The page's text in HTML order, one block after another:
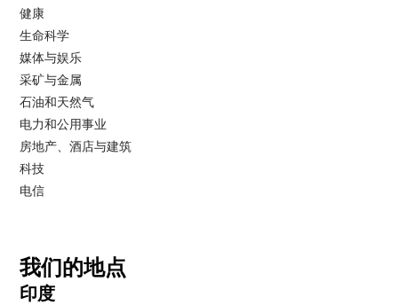
健康
生命科学
媒体与娱乐
采矿与金属
石油和天然气
电力和公用事业
房地产、酒店与建筑
科技
电信
我们的地点
印度